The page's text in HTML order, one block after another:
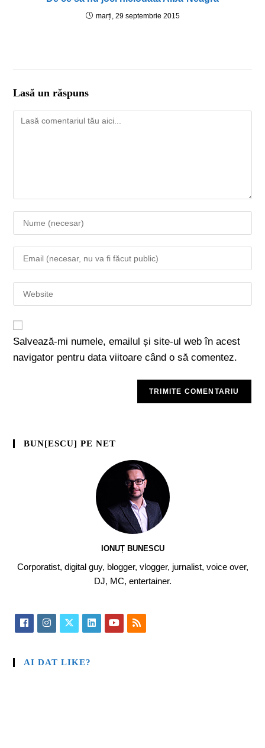
marți, 29 septembrie 2015
Lasă un răspuns
Salvează-mi numele, emailul și site-ul web în acest
navigator pentru data viitoare când o să comentez.
BUN[ESCU] PE NET
IONUȚ BUNESCU
Corporatist, digital guy, blogger, vlogger, jurnalist, voice over,
DJ, MC, entertainer.
AI DAT LIKE?